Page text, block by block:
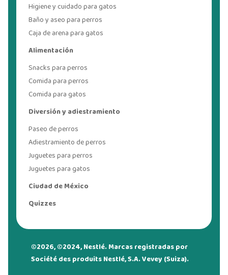
Higiene y cuidado para gatos
Baño y aseo para perros
Caja de arena para gatos
Alimentación
Snacks para perros
Comida para perros
Comida para gatos
Diversión y adiestramiento
Paseo de perros
Adiestramiento de perros
Juguetes para perros
Juguetes para gatos
Ciudad de México
Quizzes
©2026, ©2024, Nestlé. Marcas registradas por
Société des produits Nestlé, S.A. Vevey (Suiza).